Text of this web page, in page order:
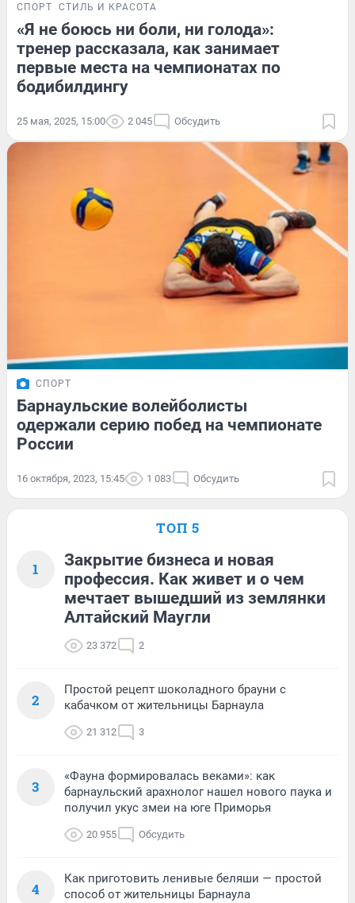
СПОРТ СТИЛЬ И КРАСОТА
«Я не боюсь ни боли, ни голода»:
тренер рассказала, как занимает
первые места на чемпионатах по
бодибилдингу
25 мая, 2025, 15:00 2 045 Обсудить
СПОРТ
Барнаульские волейболисты
одержали серию побед на чемпионате
России
16 октября, 2023, 15:45 1 083 Обсудить
ТОП 5
1
Закрытие бизнеса и новая
профессия. Как живет и о чем
мечтает вышедший из землянки
Алтайский Маугли
23 372 2
2
Простой рецепт шоколадного брауни с
кабачком от жительницы Барнаула
21 312 3
3
«Фауна формировалась веками»: как
барнаульский арахнолог нашел нового паука и
получил укус змеи на юге Приморья
20 955 Обсудить
4
Как приготовить ленивые беляши — простой
способ от жительницы Барнаула